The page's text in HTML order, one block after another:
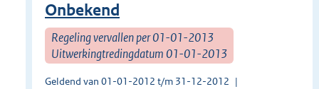
Onbekend
Regeling vervallen per 01-01-2013
Uitwerkingtredingdatum 01-01-2013
Geldend van 01-01-2012 t/m 31-12-2012